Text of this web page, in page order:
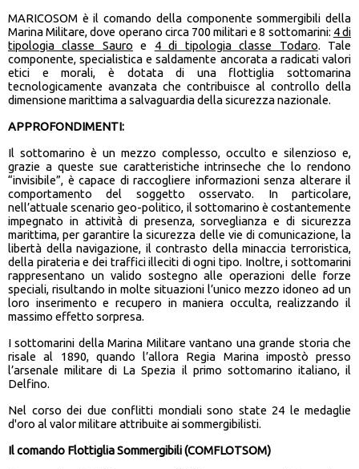
MARICOSOM è il comando della componente sommergibili della
Marina Militare, dove operano circa 700 militari e 8 sottomarini: 4 di
tipologia classe Sauro e 4 di tipologia classe Todaro. Tale
componente, specialistica e saldamente ancorata a radicati valori
etici e morali, è dotata di una flottiglia sottomarina
tecnologicamente avanzata che contribuisce al controllo della
dimensione marittima a salvaguardia della sicurezza nazionale.
APPROFONDIMENTI:
Il sottomarino è un mezzo complesso, occulto e silenzioso e,
grazie a queste sue caratteristiche intrinseche che lo rendono
“invisibile”, è capace di raccogliere informazioni senza alterare il
comportamento del soggetto osservato. In particolare,
nell’attuale scenario geo-politico, il sottomarino è costantemente
impegnato in attività di presenza, sorveglianza e di sicurezza
marittima, per garantire la sicurezza delle vie di comunicazione, la
libertà della navigazione, il contrasto della minaccia terroristica,
della pirateria e dei traffici illeciti di ogni tipo. Inoltre, i sottomarini
rappresentano un valido sostegno alle operazioni delle forze
speciali, risultando in molte situazioni l’unico mezzo idoneo ad un
loro inserimento e recupero in maniera occulta, realizzando il
massimo effetto sorpresa.
I sottomarini della Marina Militare vantano una grande storia che
risale al 1890, quando l’allora Regia Marina impostò presso
l’arsenale militare di La Spezia il primo sottomarino italiano, il
Delfino.
Nel corso dei due conflitti mondiali sono state 24 le medaglie
d'oro al valor militare attribuite ai sommergibilisti.
Il comando Flottiglia Sommergibili (COMFLOTSOM)